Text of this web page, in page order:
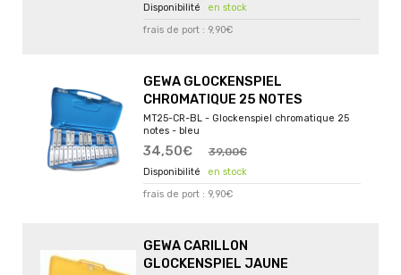
en stock
frais de port : 9,90€
GEWA GLOCKENSPIEL
CHROMATIQUE 25 NOTES
MT25-CR-BL - Glockenspiel chromatique 25
notes - bleu
34,50€ 39,00€
en stock
frais de port : 9,90€
GEWA CARILLON
GLOCKENSPIEL JAUNE